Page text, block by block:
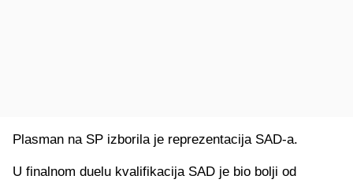
Plasman na SP izborila je reprezentacija SAD-a.
U finalnom duelu kvalifikacija SAD je bio bolji od